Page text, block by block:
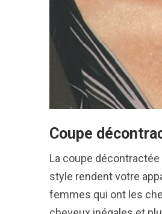
Coupe
La coupe
style rendent votre
femmes qui ont les